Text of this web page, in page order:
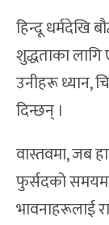
हिन्दू धर्मदेखि
शुद्धताका
उनीहरू ध्यान,
दिन्छन् ।
वास्तवमा, जब
फुर्सदको
भावनाहरूलाई